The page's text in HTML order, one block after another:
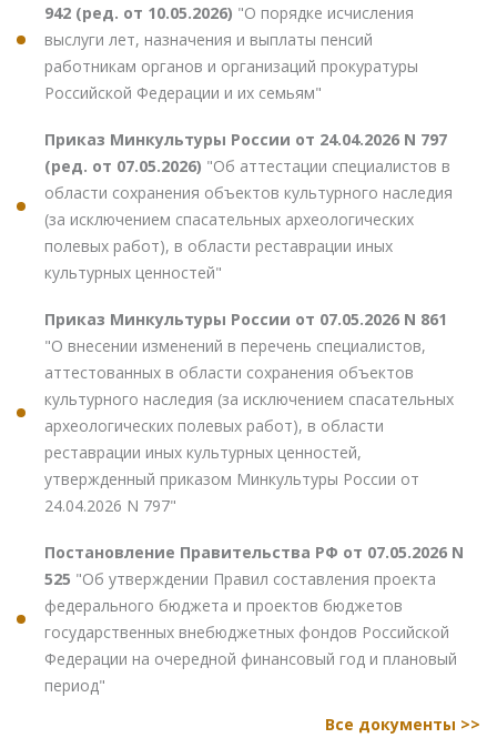
942 (ред. от 10.05.2026) "О порядке исчисления
выслуги лет, назначения и выплаты пенсий
работникам органов и организаций прокуратуры
Российской Федерации и их семьям"
Приказ Минкультуры России от 24.04.2026 N 797
(ред. от 07.05.2026) "Об аттестации специалистов в
области сохранения объектов культурного наследия
(за исключением спасательных археологических
полевых работ), в области реставрации иных
культурных ценностей"
Приказ Минкультуры России от 07.05.2026 N 861
"О внесении изменений в перечень специалистов,
аттестованных в области сохранения объектов
культурного наследия (за исключением спасательных
археологических полевых работ), в области
реставрации иных культурных ценностей,
утвержденный приказом Минкультуры России от
24.04.2026 N 797"
Постановление Правительства РФ от 07.05.2026 N
525 "Об утверждении Правил составления проекта
федерального бюджета и проектов бюджетов
государственных внебюджетных фондов Российской
Федерации на очередной финансовый год и плановый
период"
Все документы >>